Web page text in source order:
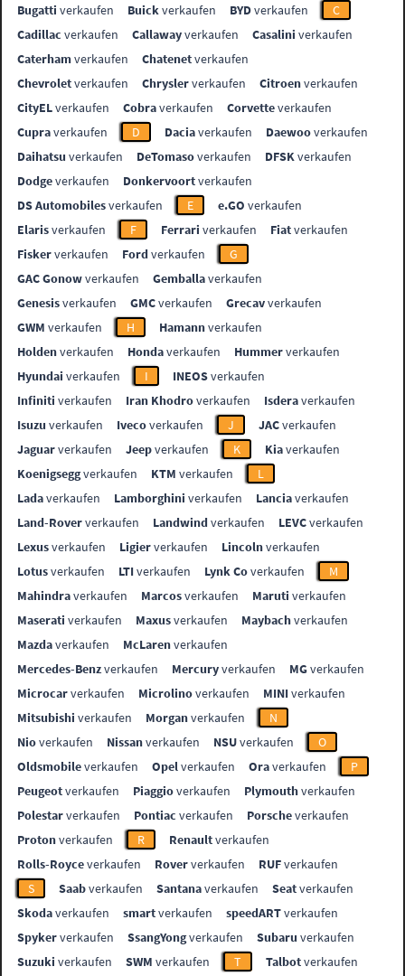
Bugatti verkaufen Buickverkaufen BYDverkaufen
C
Cadillac verkaufen Callawayverkaufen Casalini verkaufen
Caterhamverkaufen Chatenetverkaufen
Chevroletverkaufen Chryslerverkaufen Citroenverkaufen
CityELverkaufen Cobraverkaufen Corvetteverkaufen
Cupraverkaufen D Daciaverkaufen Daewooverkaufen
Daihatsu verkaufen DeTomasoverkaufen DFSKverkaufen
Dodgeverkaufen Donkervoortverkaufen
DS Automobilesverkaufen E e.GO verkaufen
Elarisverkaufen F Ferrari verkaufen Fiatverkaufen
Fiskerverkaufen Fordverkaufen
G
GAC Gonowverkaufen Gemballaverkaufen
Genesisverkaufen GMCverkaufen Grecavverkaufen
GWM verkaufen H Hamannverkaufen
Holdenverkaufen Hondaverkaufen Hummerverkaufen
Hyundai verkaufen I INEOSverkaufen
Infiniti verkaufen Iran Khodroverkaufen Isderaverkaufen
Isuzu verkaufen Ivecoverkaufen J JACverkaufen
Jaguarverkaufen Jeepverkaufen K Kiaverkaufen
Koenigseggverkaufen KTM verkaufen
L
Ladaverkaufen Lamborghini verkaufen Lanciaverkaufen
Land-Roververkaufen Landwindverkaufen LEVCverkaufen
Lexusverkaufen Ligierverkaufen Lincolnverkaufen
Lotusverkaufen LTIverkaufen Lynk Coverkaufen
M
Mahindraverkaufen Marcosverkaufen Maruti verkaufen
Maserati verkaufen Maxusverkaufen Maybachverkaufen
Mazdaverkaufen McLarenverkaufen
Mercedes-Benzverkaufen Mercuryverkaufen MGverkaufen
Microcarverkaufen Microlinoverkaufen MINIverkaufen
Mitsubishi verkaufen Morganverkaufen
N
Nioverkaufen Nissanverkaufen NSUverkaufen
O
Oldsmobileverkaufen Opelverkaufen Oraverkaufen
P
Peugeotverkaufen Piaggioverkaufen Plymouthverkaufen
Polestarverkaufen Pontiac verkaufen Porscheverkaufen
Protonverkaufen R Renaultverkaufen
Rolls-Royceverkaufen Roververkaufen RUFverkaufen
S
Saabverkaufen Santanaverkaufen Seatverkaufen
Skodaverkaufen smartverkaufen speedARTverkaufen
Spykerverkaufen SsangYongverkaufen Subaru verkaufen
Suzuki verkaufen SWM verkaufen T Talbotverkaufen